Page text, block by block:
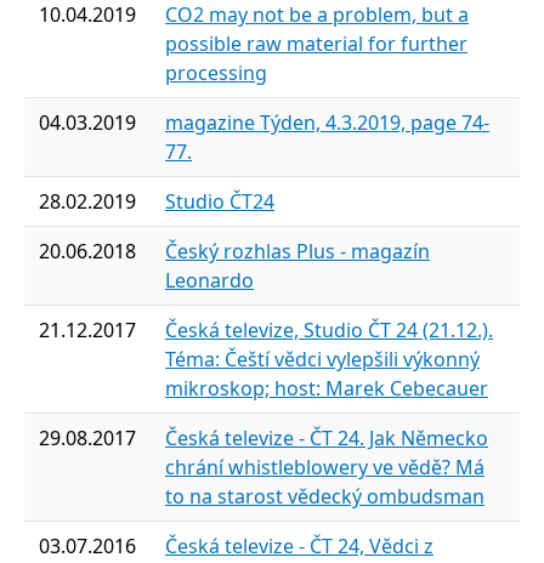
10.04.2019
CO2 may not be a problem, but a
possible raw material for further
processing
04.03.2019
magazine Týden, 4.3.2019, page 74-
77.
28.02.2019
Studio ČT24
20.06.2018
Český rozhlas Plus - magazín
Leonardo
21.12.2017
Česká televize, Studio ČT 24 (21.12.).
Téma: Čeští vědci vylepšili výkonný
mikroskop; host: Marek Cebecauer
29.08.2017
Česká televize - ČT 24. Jak Německo
chrání whistleblowery ve vědě? Má
to na starost vědecký ombudsman
03.07.2016
Česká televize - ČT 24, Vědci z